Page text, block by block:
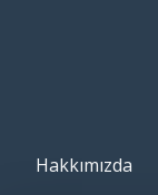
Hakkımızda